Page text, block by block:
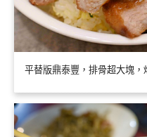
平替版鼎泰豐，排骨超大塊，